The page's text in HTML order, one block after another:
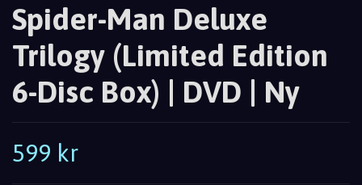
Spider-Man Deluxe
Trilogy (Limited Edition
6-Disc Box) | DVD | Ny
599 kr